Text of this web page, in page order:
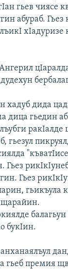
гьев чиясе
абураб.
хIадуризе
хадуб дида
дица гьедин
ракIалде
гьезул
Гьез
Гьез
гьикъула
балагьун
букIин.
гьеб премия